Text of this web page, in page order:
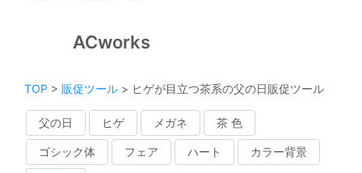
ACworks
TOP > 販促ツール > ヒゲが目立つ茶系の父の日販促ツール
父の日 ヒゲ メガネ 茶 色
ゴシック体 フェア ハート カラー背景